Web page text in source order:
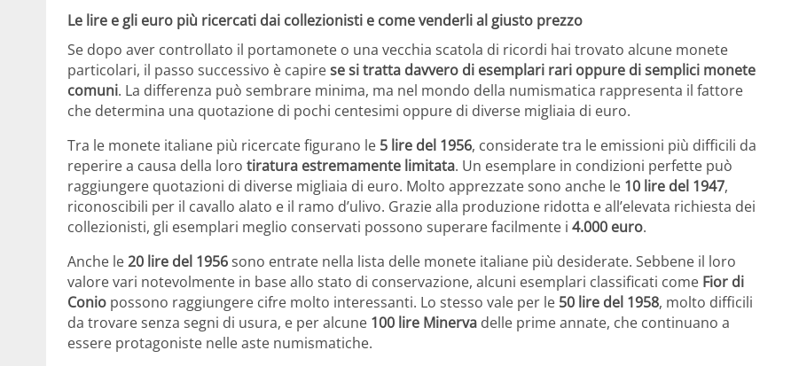
Le lire e gli euro più ricercati dai collezionisti e come venderli al giusto prezzo
Se dopo aver controllato il portamonete o una vecchia scatola di ricordi hai trovato alcune monete
particolari, il passo successivo è capirese si tratta davvero di esemplari rari oppure di semplici monete
comuni. La differenza può sembrare minima, ma nel mondo della numismatica rappresenta il fattore
che determina una quotazione di pochi centesimi oppure di diverse migliaia di euro.
Tra le monete italiane più ricercate figurano le 5 lire del 1956, considerate tra le emissioni più difficili da
reperire a causa della loro tiratura estremamente limitata. Un esemplare in condizioni perfette può
raggiungere quotazioni di diverse migliaia di euro. Molto apprezzate sono anche le 10 lire del 1947,
riconoscibili per il cavallo alato e il ramo d’ulivo. Grazie alla produzione ridotta e all’elevata richiesta dei
collezionisti, gli esemplari meglio conservati possono superare facilmente i 4.000 euro.
Anche le20 lire del 1956sono entrate nella lista delle monete italiane più desiderate. Sebbene il loro
valore vari notevolmente in base allo stato di conservazione, alcuni esemplari classificati come Fior di
Conio possono raggiungere cifre molto interessanti. Lo stesso vale per le 50 lire del 1958, molto difficili
da trovare senza segni di usura, e per alcune 100 lire Minerva delle prime annate, che continuano a
essere protagoniste nelle aste numismatiche.